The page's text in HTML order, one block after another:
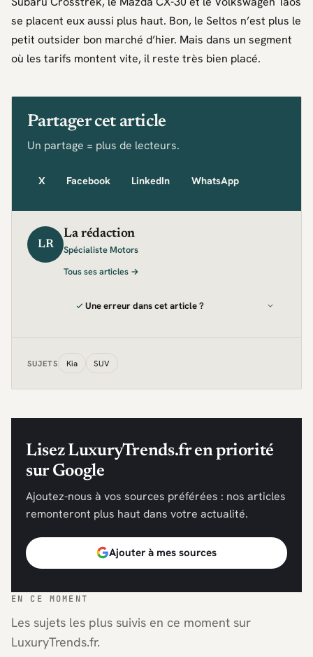
se placent eux aussi plus haut. Bon, le Seltos n’est plus le
petit outsider bon marché d’hier. Mais dans un segment
où les tarifs montent vite, il reste très bien placé.
Partager cet article
Un partage = plus de lecteurs.
X Facebook LinkedIn WhatsApp
LR
La rédaction
Spécialiste Motors
Tous ses articles →
Une erreur dans cet article ?
SUJETS Kia SUV
Lisez LuxuryTrends.fr en priorité
sur Google
Ajoutez-nous à vos sources préférées : nos articles
remonteront plus haut dans votre actualité.
Ajouter à mes sources
EN CE MOMENT
Les sujets les plus suivis en ce moment sur
LuxuryTrends.fr.